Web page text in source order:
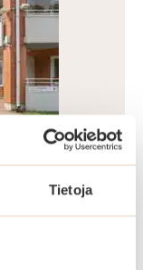
Tietoja